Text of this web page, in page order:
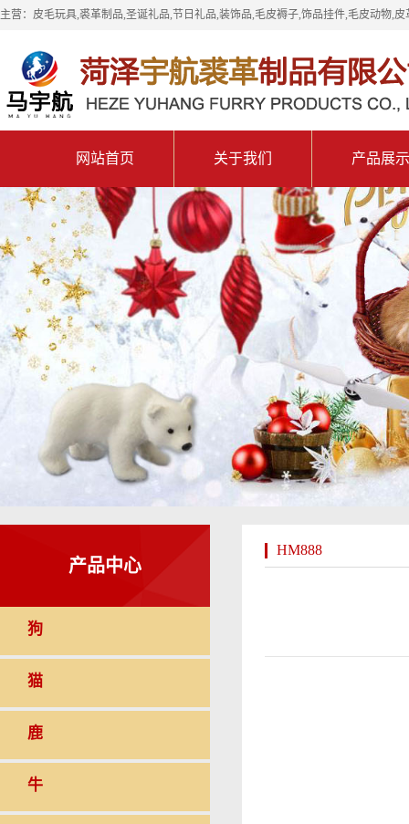
主营：皮毛玩具,裘革制品,圣诞礼品,节日礼品,装饰品,毛皮褥子,饰品挂件,毛皮动物,
网站首页 关于我们 产品展示
产品中心
狗
猫
鹿
牛
HM888